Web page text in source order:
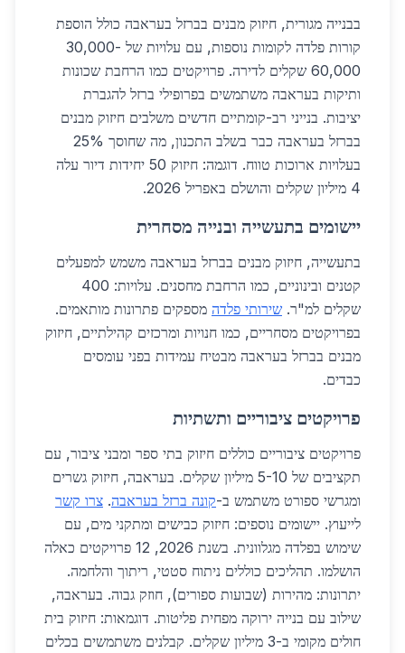
בבנייה מגורית, חיזוק מבנים בברזל בעראבה כולל הוספת
קורות פלדה לקומות נוספות, עם עלויות של 30,000-
60,000 שקלים לדירה. פרויקטים כמו הרחבת שכונות
ותיקות בעראבה משתמשים בפרופילי ברזל להגברת
יציבות. בנייני רב-קומתיים חדשים משלבים חיזוק מבנים
בברזל בעראבה כבר בשלב התכנון, מה שחוסך 25%
בעלויות ארוכות טווח. דוגמה: חיזוק 50 יחידות דיור עלה
4 מיליון שקלים והושלם באפריל 2026.
יישומים בתעשייה ובנייה מסחרית
בתעשייה, חיזוק מבנים בברזל בעראבה משמש למפעלים
קטנים ובינוניים, כמו הרחבת מחסנים. עלויות: 400
שקלים למ"ר. שירותי פלדה מספקים פתרונות מותאמים.
בפרויקטים מסחריים, כמו חנויות ומרכזים קהילתיים, חיזוק
מבנים בברזל בעראבה מבטיח עמידות בפני עומסים
כבדים.
פרויקטים ציבוריים ותשתיות
פרויקטים ציבוריים כוללים חיזוק בתי ספר ומבני ציבור, עם
תקציבים של 5-10 מיליון שקלים. בעראבה, חיזוק גשרים
ומגרשי ספורט משתמש ב-קונה ברזל בעראבה. צרו קשר
לייעוץ. יישומים נוספים: חיזוק כבישים ומתקני מים, עם
שימוש בפלדה מגלוונית. בשנת 2026, 12 פרויקטים כאלה
הושלמו. תהליכים כוללים ניתוח סטטי, ריתוך והלחמה.
יתרונות: מהירות (שבועות ספורים), חוזק גבוה. בעראבה,
שילוב עם בנייה ירוקה מפחית פליטות. דוגמאות: חיזוק בית
חולים מקומי ב-3 מיליון שקלים. קבלנים משתמשים בכלים